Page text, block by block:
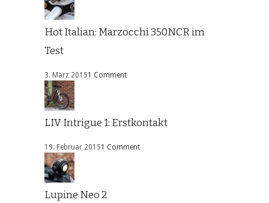
Hot Italian: Marzocchi 350NCR im
Test
3. März 20151 Comment
LIV Intrigue 1: Erstkontakt
19. Februar 20151 Comment
Lupine Neo 2